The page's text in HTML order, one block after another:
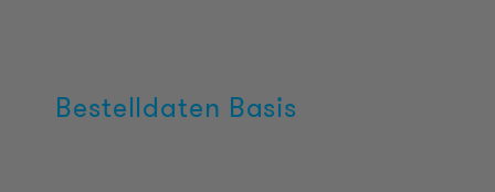
Bestelldaten Basis